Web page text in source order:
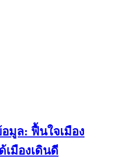
มูล: ฟื้นใจเมือง
เมืองเดินดี